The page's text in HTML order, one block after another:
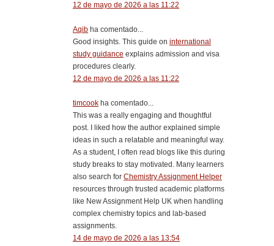
12 de mayo de 2026 a las 11:22
Aqib ha comentado...
Good insights. This guide on international
study guidance explains admission and visa
procedures clearly.
12 de mayo de 2026 a las 11:22
timcook ha comentado...
This was a really engaging and thoughtful
post. I liked how the author explained simple
ideas in such a relatable and meaningful way.
As a student, I often read blogs like this during
study breaks to stay motivated. Many learners
also search for Chemistry Assignment Helper
resources through trusted academic platforms
like New Assignment Help UK when handling
complex chemistry topics and lab-based
assignments.
14 de mayo de 2026 a las 13:54